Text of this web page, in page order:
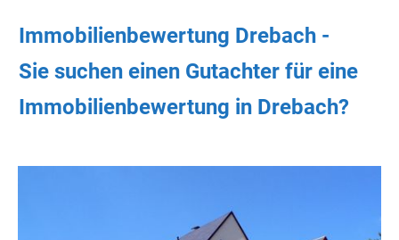
Immobilienbewertung Drebach -
Sie suchen einen Gutachter für eine
Immobilienbewertung in Drebach?